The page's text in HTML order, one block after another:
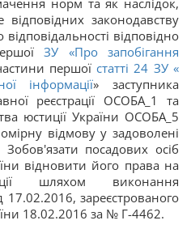
норм та як наслідок,
законодавству
відповідно
ЗУ «Про запобігання
першоїстатті 24 ЗУ «
інформації» заступника
реєстрації ОСОБА_1 та
юстиції України ОСОБА_5
відмову у задоволені
посадових осіб
відновити його права на
шляхом виконання
17.02.2016, зареєстрованого
18.02.2016 за № Г-4462.